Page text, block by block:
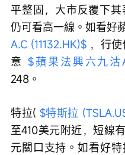
平整固，大市反覆下
仍可看高一線。如看好
A.C (11132.HK)$ ，行使
意 $蘋果法興六九沽
248。
特拉( $特斯拉
至410美元附近，短線
元關口支持。如看好